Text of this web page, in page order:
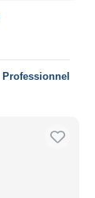
Professionnel